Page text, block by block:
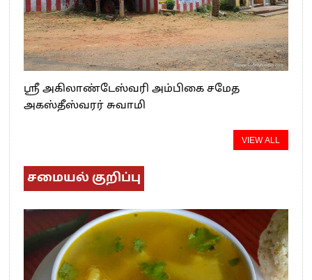
ஸ்ரீ அகிலாண்டேஸ்வரி அம்பிகை சமேத
அகஸ்தீஸ்வரர் சுவாமி
VIEW ALL
சமையல் குறிப்பு